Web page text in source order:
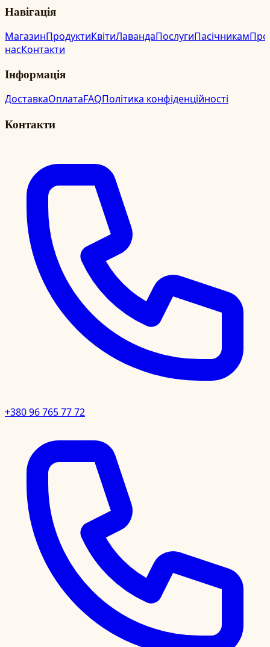
Навігація
МагазинПродуктиКвітиЛавандаПослугиПасічникамПро
насКонтакти
Інформація
ДоставкаОплатаFAQПолітика конфіденційності
Контакти
+380 96 765 77 72